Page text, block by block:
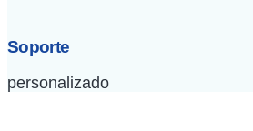
Soporte
personalizado